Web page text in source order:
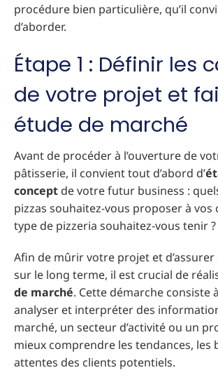
procédure bien particulière, qu’il
d’aborder.
Étape 1 : Définir les
de votre projet et
étude de marché
Avant de procéder à l’ouverture de
pâtisserie, il convient tout d’abord d’
concept de votre futur business :
pizzas souhaitez-vous proposer à vos
type de pizzeria souhaitez-vous tenir ?
Afin de mûrir votre projet et
sur le long terme, il est crucial de
de marché. Cette démarche consiste
analyser et interpréter des
marché, un secteur d’activité ou un
mieux comprendre les tendances, les
attentes des clients potentiels.